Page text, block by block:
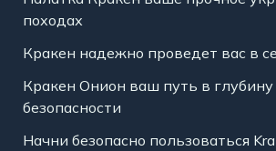
походах
Кракен надежно проведет вас в
Кракен Онион ваш путь в глубину
безопасности
Начни безопасно пользоваться